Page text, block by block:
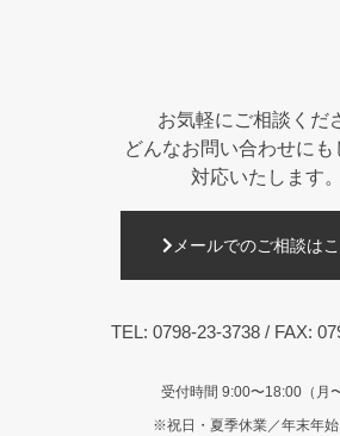
お気軽にご相談くだ
どんなお問い合わせにも
対応いたします。
メールでのご相談は
TEL: 0798-23-3738/ FAX:
受付時間 9:00〜18:00（月
※祝日・夏季休業／年末年始